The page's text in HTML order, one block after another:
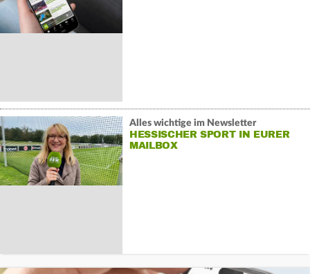
Alles wichtige im Newsletter
HESSISCHER SPORT IN EURER
MAILBOX